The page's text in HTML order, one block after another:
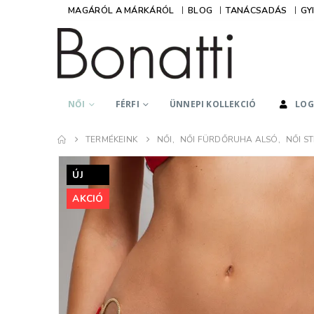
MAGÁRÓL A MÁRKÁRÓL BLOG TANÁCSADÁS
NŐI FÉRFI ÜNNEPI KOLLEKCIÓ
TERMÉKEINK NŐI, NŐI FÜRDŐRUHA ALSÓ, NŐI
ÚJ
AKCIÓ
Lányok!
Minden csodás amit
tőletek rendelek, nem
lehet betelni a Bonatti
termékeivel,
mindegyiket egyesével
imádom. Lehet ez nem a
teljes kollekció amim
van a Tőletek, de most
maximálisan azt
amit vártam.
anyagválasztás
mesés. Örülni fog
Csupán azért írok,